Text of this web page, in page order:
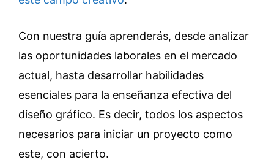
Con nuestra guía aprenderás, desde analizar
las oportunidades laborales en el mercado
actual, hasta desarrollar habilidades
esenciales para la enseñanza efectiva del
diseño gráfico. Es decir, todos los aspectos
necesarios para iniciar un proyecto como
este, con acierto.